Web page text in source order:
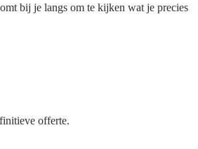
bij je langs om te kijken wat je precies
offerte.